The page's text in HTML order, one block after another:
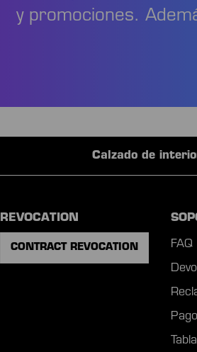
y promociones.
REVOCATION
CONTRACT REVOCATION FAQ